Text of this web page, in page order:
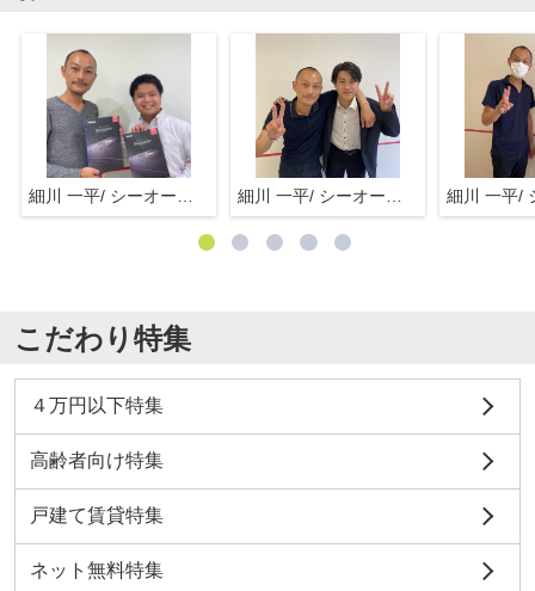
こだわり特集
４万円以下特集
高齢者向け特集
戸建て賃貸特集
ネット無料特集